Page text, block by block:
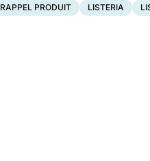
RAPPEL PRODUIT LISTERIA